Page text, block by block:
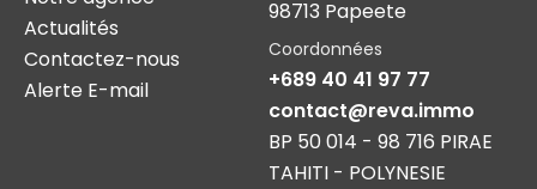
Actualités
Contactez-nous
Alerte E-mail
98713 Papeete
Coordonnées
+689 40 41 97 77
contact@reva.immo
BP 50 014 - 98 716 PIRAE
TAHITI - POLYNESIE